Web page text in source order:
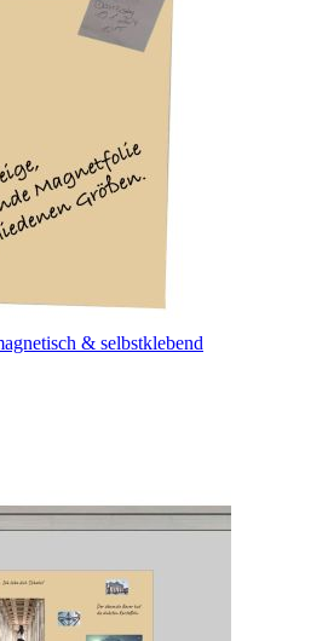
& selbstklebend